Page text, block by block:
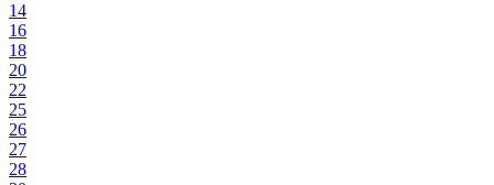
14
16
18
20
22
25
26
27
28